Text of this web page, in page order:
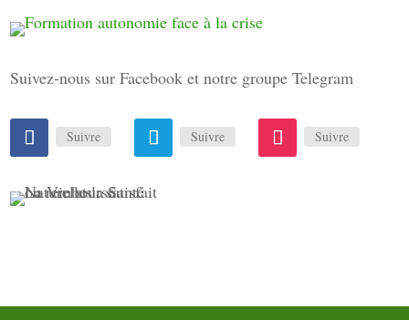
Suivez-nous sur Facebook et notre groupe Telegram
Suivre Suivre Suivre